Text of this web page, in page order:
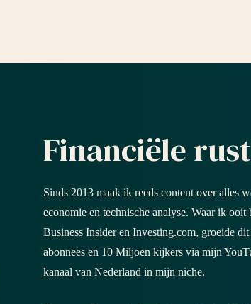
Financiële rust
Sinds 2013 maak ik reeds content over alles
economie en technische analyse. Waar ik
Business Insider en Investing.com, groeide
abonnees en 10 Miljoen kijkers via mijn
kanaal van Nederland in mijn niche.